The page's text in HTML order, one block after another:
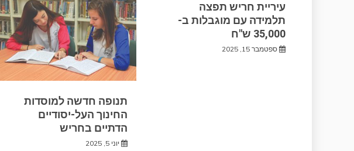
עיריית חריש תפצה
תלמידה עם מוגבלות ב-
35,000 ש"ח
ספטמבר 15, 2025
תנופה חדשה למוסדות
החינוך העל-יסודיים
הדתיים בחריש
יוני 5, 2025